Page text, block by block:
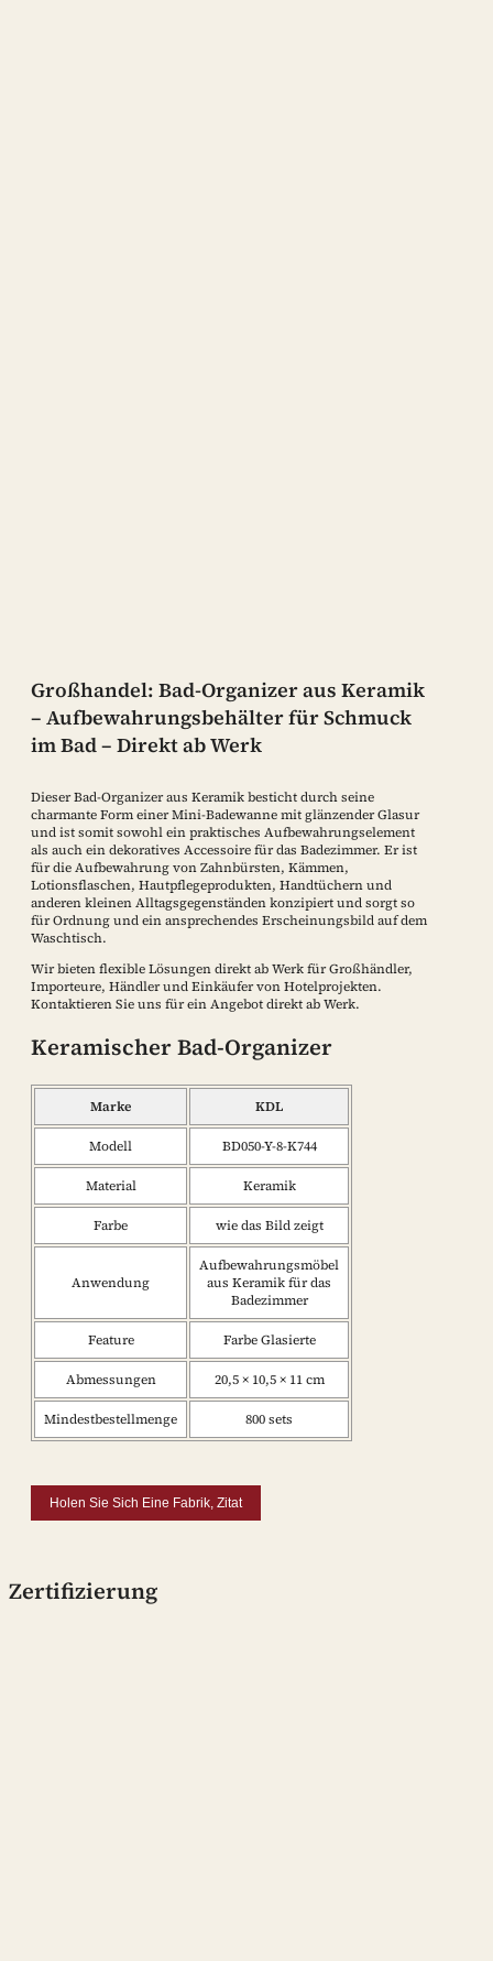
Großhandel: Bad-Organizer aus Keramik
– Aufbewahrungsbehälter für Schmuck
im Bad – Direkt ab Werk
Dieser Bad-Organizer aus Keramik besticht durch seine
charmante Form einer Mini-Badewanne mit glänzender Glasur
und ist somit sowohl ein praktisches Aufbewahrungselement
als auch ein dekoratives Accessoire für das Badezimmer. Er ist
für die Aufbewahrung von Zahnbürsten, Kämmen,
Lotionsflaschen, Hautpflegeprodukten, Handtüchern und
anderen kleinen Alltagsgegenständen konzipiert und sorgt so
für Ordnung und ein ansprechendes Erscheinungsbild auf dem
Waschtisch.
Wir bieten flexible Lösungen direkt ab Werk für Großhändler,
Importeure, Händler und Einkäufer von Hotelprojekten.
Kontaktieren Sie uns für ein Angebot direkt ab Werk.
Keramischer Bad-Organizer
Marke KDL
Modell BD050-Y-8-K744
Material Keramik
Farbe wie das Bild zeigt
Anwendung
Aufbewahrungsmöbel
aus Keramik für das
Badezimmer
Feature Farbe Glasierte
Abmessungen 20,5 × 10,5 × 11 cm
Mindestbestellmenge 800 sets
Holen Sie Sich Eine Fabrik, Zitat
Zertifizierung